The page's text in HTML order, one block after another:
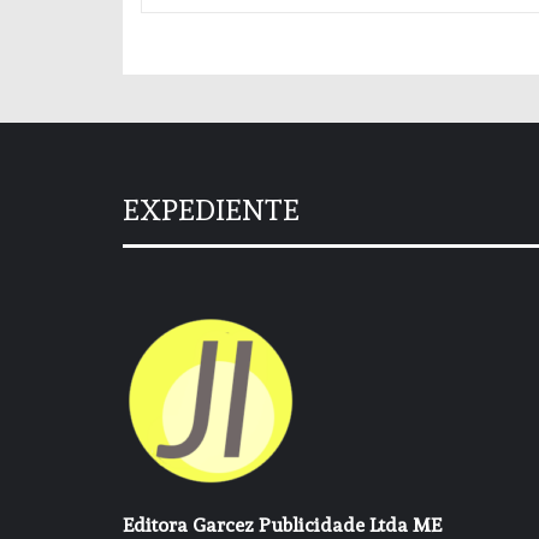
EXPEDIENTE
Editora Garcez Publicidade Ltda ME